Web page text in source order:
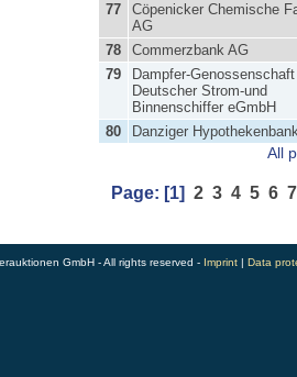
77
Cöpenicker Chemische
AG
78
Commerzbank AG
79
Dampfer-Genossenschaft
Deutscher Strom-und
Binnenschiffer eGmbH
80
Danziger
All
Page: [1] 2 3 4 5 6 7
GmbH - All rights reserved - Imprint| Data